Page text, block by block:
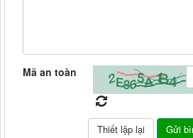
Mã an toàn